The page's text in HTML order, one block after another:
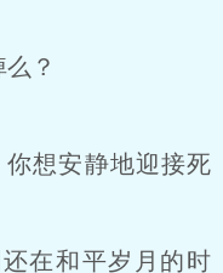
？
想安静地迎接死
在和平岁月的时